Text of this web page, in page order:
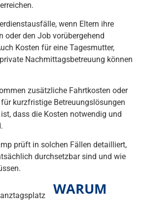
wenn Eltern ihre
oder den Job vorübergehend
Kosten für eine Tagesmutter,
Nachmittagsbetreuung können
zusätzliche Fahrtkosten oder
kurzfristige Betreuungslösungen
dass die Kosten notwendig und
prüft in solchen Fällen detailliert,
durchsetzbar sind und wie
WARUM